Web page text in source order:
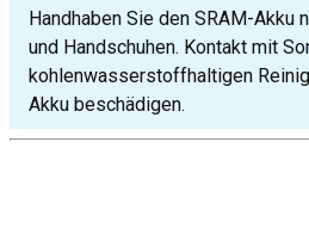
Handhaben Sie den SRAM-Akku
und Handschuhen. Kontakt mit
kohlenwasserstoffhaltigen
Akku beschädigen.